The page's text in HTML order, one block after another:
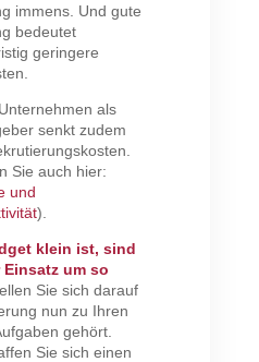
immens. Und gute
bedeutet
geringere
als
senkt zudem
Sie auch hier:
und
).
klein ist, sind
um so
Sie sich darauf
nun zu Ihren
gehört.
Sie sich einen